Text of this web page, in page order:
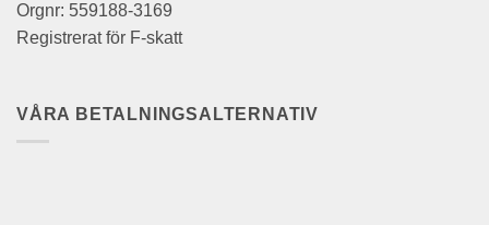
Orgnr: 559188-3169
Registrerat för F-skatt
VÅRA BETALNINGSALTERNATIV